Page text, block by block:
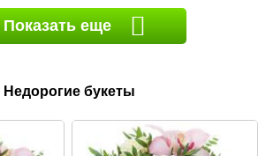
Показать еще
Недорогие букеты